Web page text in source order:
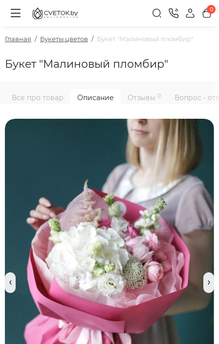
0
Главная Букеты цветов Букет "Малиновый пломбир"
Букет "Малиновый пломбир"
Все про товар Описание Отзывы 0 Вопрос -